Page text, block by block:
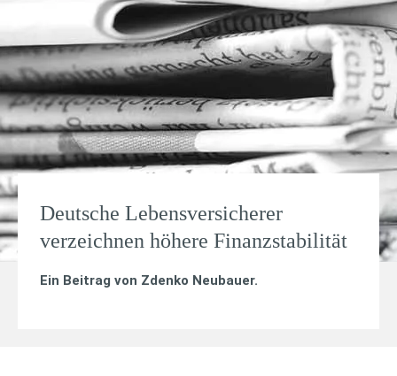
Deutsche Lebensversicherer
verzeichnen höhere Finanzstabilität
Ein Beitrag von Zdenko Neubauer.